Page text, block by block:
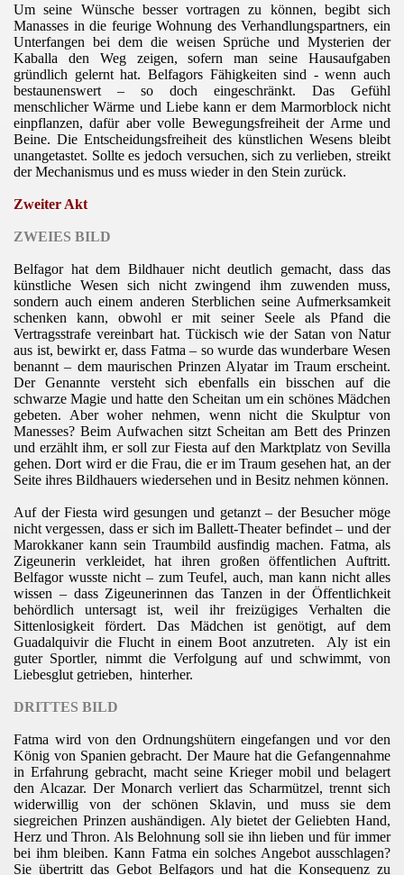
Um seine Wünsche besser vortragen zu können, begibt sich
Manasses in die feurige Wohnung des Verhandlungspartners, ein
Unterfangen bei dem die weisen Sprüche und Mysterien der
Kaballa den Weg zeigen, sofern man seine Hausaufgaben
gründlich gelernt hat. Belfagors Fähigkeiten sind - wenn auch
bestaunenswert – so doch eingeschränkt. Das Gefühl
menschlicher Wärme und Liebe kann er dem Marmorblock nicht
einpflanzen, dafür aber volle Bewegungsfreiheit der Arme und
Beine. Die Entscheidungsfreiheit des künstlichen Wesens bleibt
unangetastet. Sollte es jedoch versuchen, sich zu verlieben, streikt
der Mechanismus und es muss wieder in den Stein zurück.
Zweiter Akt
ZWEIES BILD
Belfagor hat dem Bildhauer nicht deutlich gemacht, dass das
künstliche Wesen sich nicht zwingend ihm zuwenden muss,
sondern auch einem anderen Sterblichen seine Aufmerksamkeit
schenken kann, obwohl er mit seiner Seele als Pfand die
Vertragsstrafe vereinbart hat. Tückisch wie der Satan von Natur
aus ist, bewirkt er, dass Fatma – so wurde das wunderbare Wesen
benannt – dem maurischen Prinzen Alyatar im Traum erscheint.
Der Genannte versteht sich ebenfalls ein bisschen auf die
schwarze Magie und hatte den Scheitan um ein schönes Mädchen
gebeten. Aber woher nehmen, wenn nicht die Skulptur von
Manesses? Beim Aufwachen sitzt Scheitan am Bett des Prinzen
und erzählt ihm, er soll zur Fiesta auf den Marktplatz von Sevilla
gehen. Dort wird er die Frau, die er im Traum gesehen hat, an der
Seite ihres Bildhauers wiedersehen und in Besitz nehmen können.
Auf der Fiesta wird gesungen und getanzt – der Besucher möge
nicht vergessen, dass er sich im Ballett-Theater befindet – und der
Marokkaner kann sein Traumbild ausfindig machen. Fatma, als
Zigeunerin verkleidet, hat ihren großen öffentlichen Auftritt.
Belfagor wusste nicht – zum Teufel, auch, man kann nicht alles
wissen – dass Zigeunerinnen das Tanzen in der Öffentlichkeit
behördlich untersagt ist, weil ihr freizügiges Verhalten die
Sittenlosigkeit fördert. Das Mädchen ist genötigt, auf dem
Guadalquivir die Flucht in einem Boot anzutreten.
Aly ist ein
guter Sportler, nimmt die Verfolgung auf und schwimmt, von
Liebesglut getrieben, hinterher.
DRITTES BILD
Fatma wird von den Ordnungshütern eingefangen und vor den
König von Spanien gebracht. Der Maure hat die Gefangennahme
in Erfahrung gebracht, macht seine Krieger mobil und belagert
den Alcazar. Der Monarch verliert das Scharmützel, trennt sich
widerwillig von der schönen Sklavin, und muss sie dem
siegreichen Prinzen aushändigen. Aly bietet der Geliebten Hand,
Herz und Thron. Als Belohnung soll sie ihn lieben und für immer
bei ihm bleiben. Kann Fatma ein solches Angebot ausschlagen?
Sie übertritt das Gebot Belfagors und hat die Konsequenz zu